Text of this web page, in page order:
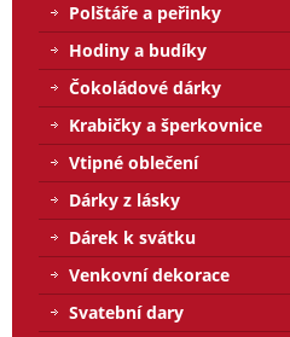
Polštáře a peřinky
Hodiny a budíky
Čokoládové dárky
Krabičky a šperkovnice
Vtipné oblečení
Dárky z lásky
Dárek k svátku
Venkovní dekorace
Svatební dary